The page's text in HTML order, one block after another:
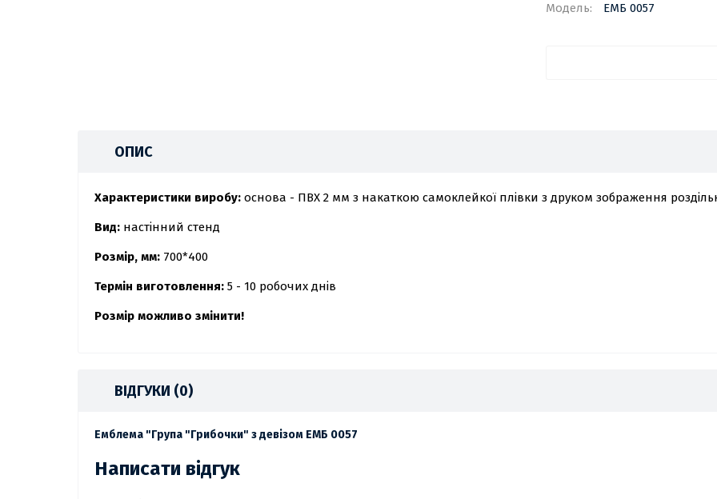
Модель: ЕМБ 0057
ОПИС
Характеристики виробу: основа - ПВХ 2 мм з накаткою самоклейкої плівки з друком зображення
Вид: настінний стенд
Розмір, мм: 700*400
Термін виготовлення: 5 - 10 робочих днів
Розмір можливо змінити!
ВІДГУКИ (0)
Емблема "Група "Грибочки" з девізом ЕМБ 0057
Написати відгук